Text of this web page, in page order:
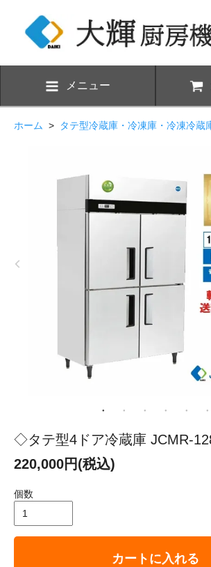
メニュー
ホーム > タテ型冷蔵庫・冷凍庫・冷凍冷蔵
◇タテ型4ドア冷蔵庫 JCMR-
220,000円(税込)
個数
カートに入れる